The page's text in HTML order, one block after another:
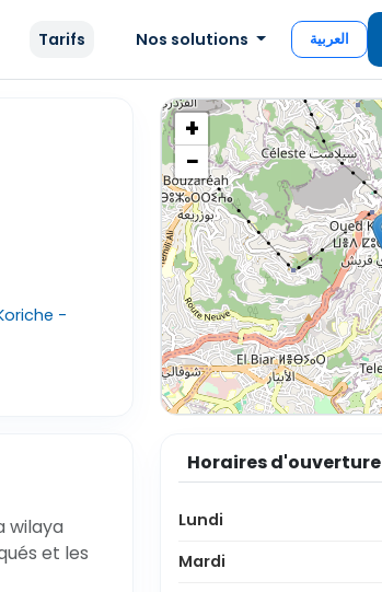
Tarifs Nos solutions العربية
Koriche -
+
−
wilaya
et les
Horaires d'ouverture
Lundi
Mardi